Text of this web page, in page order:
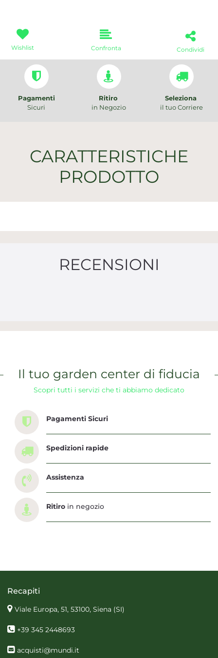
Wishlist Confronta Condividi
Pagamenti
Sicuri
Ritiro
in Negozio
Seleziona
il tuo Corriere
CARATTERISTICHE
PRODOTTO
RECENSIONI
Il tuo garden center di fiducia
Scopri tutti i servizi che ti abbiamo dedicato
Pagamenti Sicuri
Spedizioni rapide
Assistenza
Ritiro in negozio
Recapiti
Viale Europa, 51, 53100, Siena (SI)
+39 345 2448693
acquisti@mundi.it